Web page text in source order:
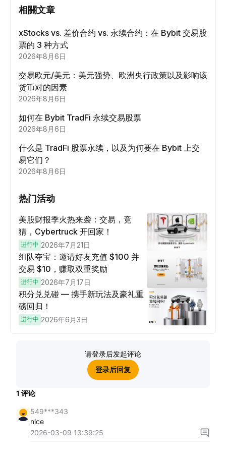
相關文章
xStocks vs. 差价合约 vs. 永续合约：在 Bybit 交易股
票的 3 种方式
2026年8月6日
交易欧元/美元：美元强势、欧洲央行政策以及影响该
货币对的因素
2026年8月6日
如何在 Bybit TradFi 永续交易股票
2026年8月6日
什么是 TradFi 股票永续，以及为何要在 Bybit 上交
易它们？
2026年8月6日
热门活动
美股财报季火热来袭：交易，竞
猜，Cybertruck 开回家！
进行中 2026年7月21日
组队夺宝：邀请好友充值 $100 并
交易 $10，赚取双重奖励
进行中 2026年7月17日
积分兑兑碰 — 携手新玩法及豪礼重
磅回归！
进行中 2026年6月3日
请登录后发起评论
登录后回复
1 评论
549***343
nice
2026-03-09 13:39:25